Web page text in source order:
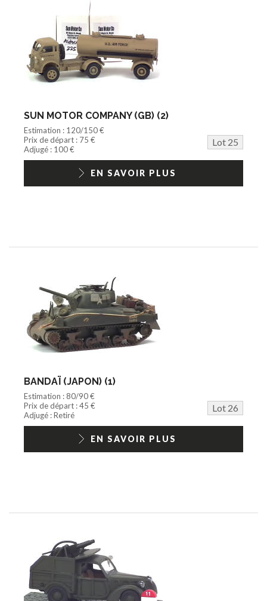
SUN MOTOR COMPANY (GB) (2)
Estimation : 120/150 €
Prix de départ : 75 €
Lot 25
Adjugé : 100 €
EN SAVOIR PLUS
BANDAÏ (JAPON) (1)
Estimation : 80/90 €
Prix de départ : 45 €
Lot 26
Adjugé : Retiré
EN SAVOIR PLUS